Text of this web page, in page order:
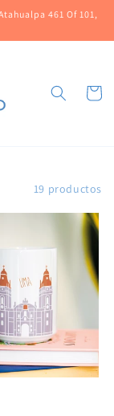
461 Of 101,
Carrito
19 productos